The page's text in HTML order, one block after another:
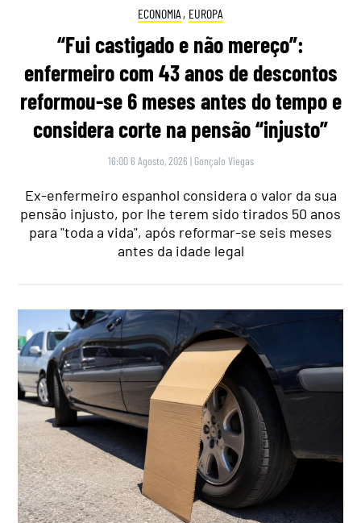
ECONOMIA , EUROPA
“Fui castigado e não mereço”:
enfermeiro com 43 anos de descontos
reformou-se 6 meses antes do tempo e
considera corte na pensão “injusto”
16:00 6 Agosto, 2026 | Gonçalo Viegas
Ex-enfermeiro espanhol considera o valor da sua
pensão injusto, por lhe terem sido tirados 50 anos
para "toda a vida", após reformar-se seis meses
antes da idade legal